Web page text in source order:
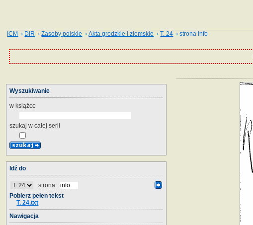
ICM › DIR ›Zasoby polskie ›Akta grodzkie i ziemskie ›T. 24 › strona info
Wyszukiwanie
w książce
szukaj w całej serii
Idź do
strona:
Pobierz pełen tekst
T. 24.txt
Nawigacja